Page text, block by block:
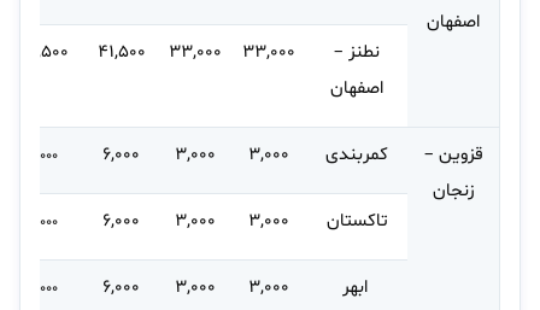
اصفهان
نطنز –
اصفهان
۳۳,۰۰۰ ۳۳,۰۰۰ ۴۱,۵۰۰ ۴۱,۵۰۰
قزوین –
زنجان
کمربندی ۳,۰۰۰ ۳,۰۰۰ ۶,۰۰۰ ۶,۰۰۰
تاکستان ۳,۰۰۰ ۳,۰۰۰ ۶,۰۰۰ ۶,۰۰۰
ابهر ۳,۰۰۰ ۳,۰۰۰ ۶,۰۰۰ ۶,۰۰۰